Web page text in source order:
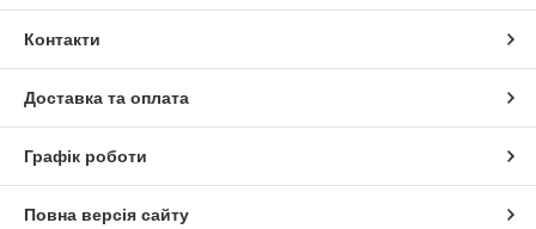
Контакти
Доставка та оплата
Графік роботи
Повна версія сайту